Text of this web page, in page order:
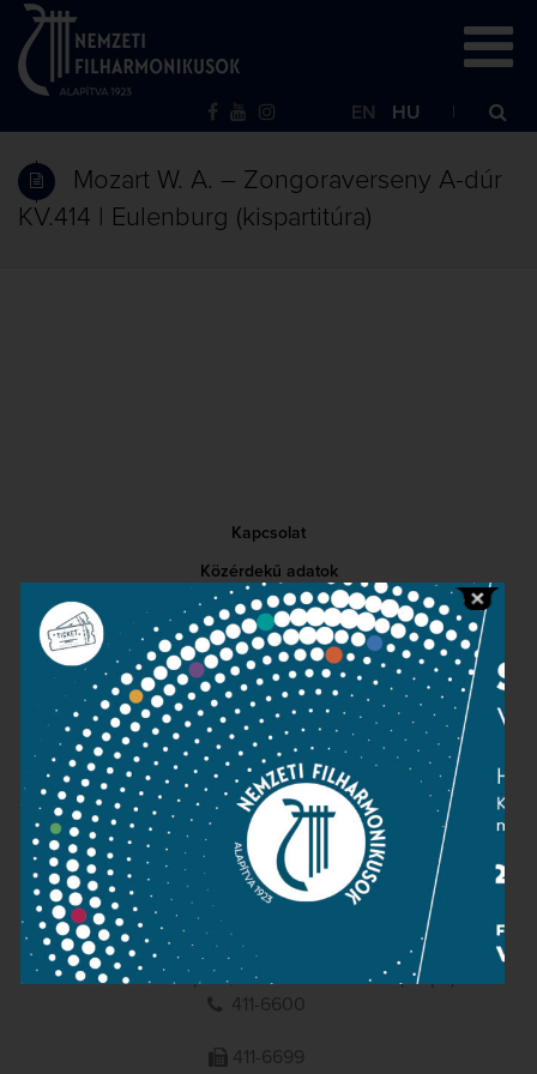
EN HU
Mozart W. A. – Zongoraverseny A-dúr
KV.414 | Eulenburg (kispartitúra)
Kapcsolat
Közérdekű adatok
Sajtószoba
Adatvédelem
Impresszum
NEMZETI
FILHARMONIKUSOK
1095 Budapest, Komor Marcell u. 1. (Müpa)
411-6600
411-6699